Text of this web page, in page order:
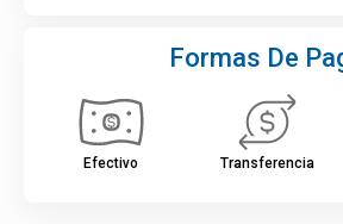
Formas De
Efectivo Transferencia